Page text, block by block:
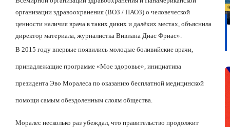
организации здравоохранения (ВОЗ / ПАОЗ) о человеческой
ценности наличия врача в таких диких и далёких местах, объяснила
директор материала, журналистка Вивиана Диас Фриас».
В 2015 году впервые появились молодые боливийские врачи,
принадлежащие программе «Мое здоровье», инициатива
президента Эво Моралеса по оказанию бесплатной медицинской
помощи самым обездоленным слоям общества.
Моралес несколько раз убеждал, что правительство продолжит